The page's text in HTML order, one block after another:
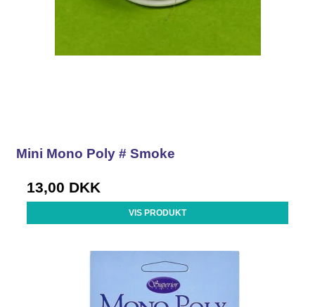
Mini Mono Poly # Smoke
13,00 DKK
VIS PRODUKT